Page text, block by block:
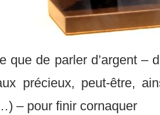
que de parler d’argent –
précieux, peut-être,
– pour finir cornaquer